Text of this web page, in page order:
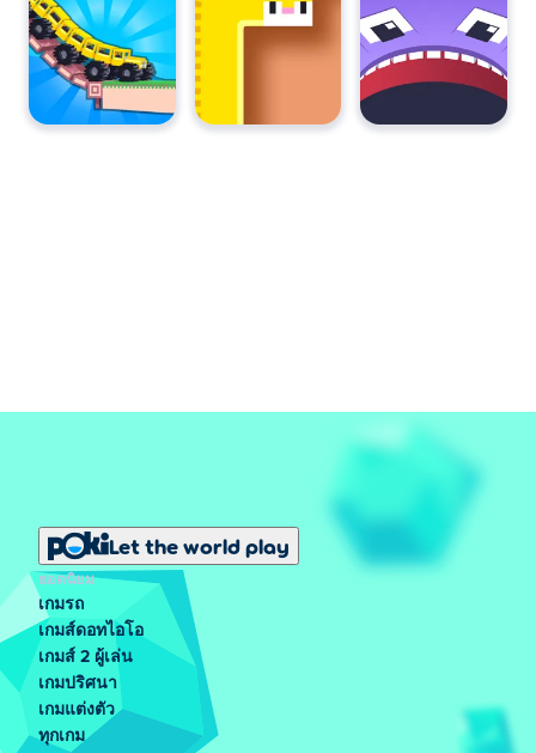
Let the world play
ยอดนิยม
เกมรถ
เกมส์ดอทไอโอ
เกมส์ 2 ผู้เล่น
เกมปริศนา
เกมแต่งตัว
ทุกเกม